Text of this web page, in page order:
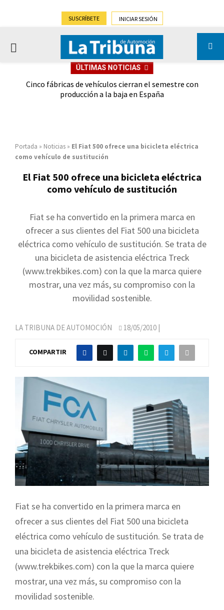
SUSCRÍBETE INICIAR SESIÓN
PRIMARY
ÚLTIMAS NOTICIAS
Cinco fábricas de vehículos cierran el semestre con
producción a la baja en España
Portada » Noticias » El Fiat 500 ofrece una bicicleta eléctrica
como vehículo de sustitución
El Fiat 500 ofrece una bicicleta eléctrica
como vehículo de sustitución
Fiat se ha convertido en la primera marca en
ofrecer a sus clientes del Fiat 500 una bicicleta
eléctrica como vehículo de sustitución. Se trata de
una bicicleta de asistencia eléctrica Treck
(www.trekbikes.com) con la que la marca quiere
mostrar, una vez más, su compromiso con la
movilidad sostenible.
LA TRIBUNA DE AUTOMOCIÓN 18/05/2010 |
COMPARTIR
Fiat se ha convertido en la primera marca en
ofrecer a sus clientes del Fiat 500 una bicicleta
eléctrica como vehículo de sustitución. Se trata de
una bicicleta de asistencia eléctrica Treck
(www.trekbikes.com) con la que la marca quiere
mostrar, una vez más, su compromiso con la
movilidad sostenible.